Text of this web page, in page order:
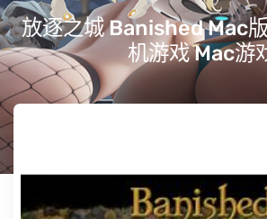
放逐之城 Banished Mac
机游戏 Mac游